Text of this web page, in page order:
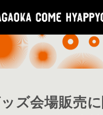
ズ会場販売